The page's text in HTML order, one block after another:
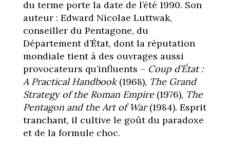
du terme porte la date de l’été 1990. Son
auteur : Edward Nicolae Luttwak,
conseiller du Pentagone, du
Département d’État, dont la réputation
mondiale tient à des ouvrages aussi
provocateurs qu’influents – Coup d’État :
A Practical Handbook(1968), The Grand
Strategy of the Roman Empire(1976), The
Pentagon and the Art of War(1984). Esprit
tranchant, il cultive le goût du paradoxe
et de la formule choc.